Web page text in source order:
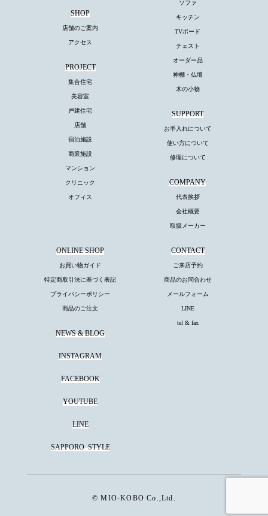
SHOP
店舗のご案内
アクセス
ソファ
キッチン
TVボード
チェスト
オーダー品
神棚・仏壇
木の小物
PROJECT
集合住宅
美容室
戸建住宅
店舗
宿泊施設
商業施設
マンション
クリニック
オフィス
SUPPORT
お手入れについて
使い方について
修理について
COMPANY
代表挨拶
会社概要
取扱メーカー
CONTACT
ご来店予約
商品のお問合わせ
メールフォーム
LINE
tel & fax
ONLINE SHOP
お買い物ガイド
特定商取引法に基づく表記
プライバシーポリシー
商品のご注文
NEWS & BLOG
INSTAGRAM
FACEBOOK
YOUTUBE
LINE
SAPPORO STYLE
© MIO-KOBO Co.,Ltd.